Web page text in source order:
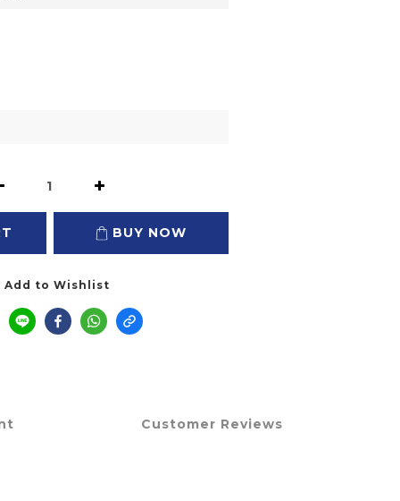
BUY NOW
Add to Wishlist
Customer Reviews